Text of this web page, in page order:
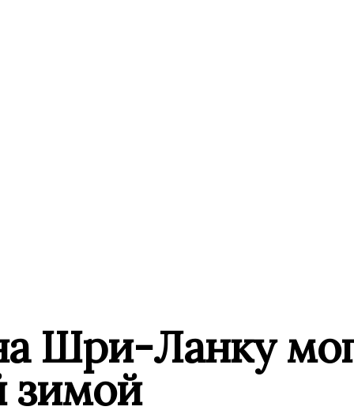
Шри-Ланку
зимой